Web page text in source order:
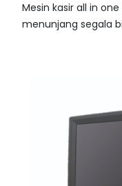
Mesin kasir all in
menunjang segala